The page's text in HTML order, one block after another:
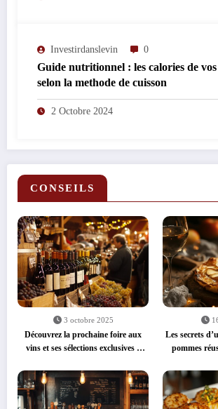
CONSEILS
3 octobre 2025
Découvrez la prochaine foire aux
vins et ses sélections exclusives à
Les secrets
pommes
Investirdanslevin 0
Guide nutritionnel : les calories de
selon la methode de cuisson
2 Octobre 2024